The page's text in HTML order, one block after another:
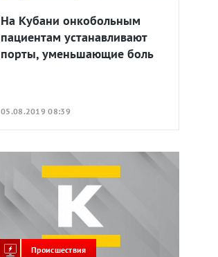
На Кубани онкобольным
пациентам устанавливают
порты, уменьшающие боль
05.08.2019 08:39
Происшествия